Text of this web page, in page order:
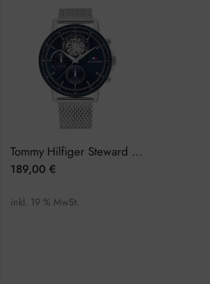
Tommy Hilfiger Steward 1710609 Herrenuhr
189,00 €
inkl. 19 % MwSt.